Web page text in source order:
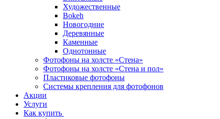
Художественные
Bokeh
Новогодние
Деревянные
Каменные
Однотонные
Фотофоны на холсте «Стена»
Фотофоны на холсте «Стена и пол»
Пластиковые фотофоны
Системы крепления для фотофонов
Акции
Услуги
Как купить